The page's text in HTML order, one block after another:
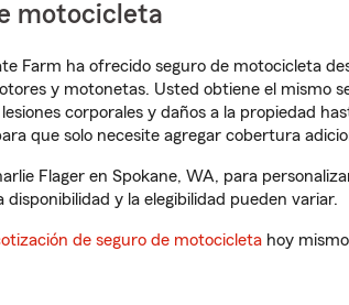
motocicleta
Farm ha ofrecido seguro de motocicleta
y motonetas. Usted obtiene el mismo
corporales y daños a la propiedad
que solo necesite agregar cobertura
Flager en Spokane, WA, para
disponibilidad y la elegibilidad pueden variar.
de seguro de motocicleta hoy